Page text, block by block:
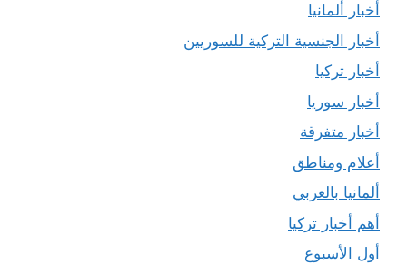
أخبار ألمانيا
أخبار الجنسية التركية للسوريين
أخبار تركيا
أخبار سوريا
أخبار متفرقة
أعلام ومناطق
ألمانيا بالعربي
أهم أخبار تركيا
أول الأسبوع